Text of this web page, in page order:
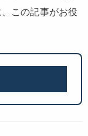
この記事がお役